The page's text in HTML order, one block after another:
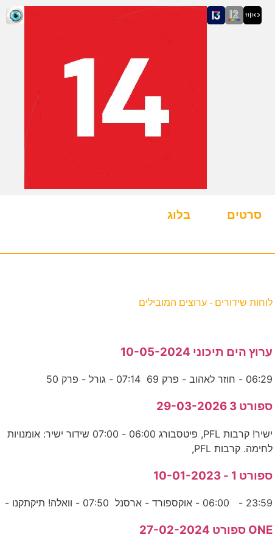
סרטים בלוג
לוחות שידורים - ערוצים המובילים
ערוץ הים תיכוני 10-05-2024
06:29 - חוזר לאהוב - פרק 69 07:14 - גורל - פרק 50
ספורט 3 29-03-2026
ישיר! קרבות PFL, פיטסבורג 06:00 - 07:00 שידור ישיר: אומנויות
לחימה. קרבות PFL,
ספורט 1 - 10-01-2023
23:59 - 06:00 - אוקספורד - ארסנל 07:50 - וואלה! תיקתקנו -
ONE ספורט 27-02-2024